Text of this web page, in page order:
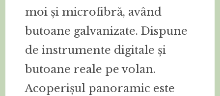
moi și microfibră, având
butoane galvanizate. Dispune
de instrumente digitale și
butoane reale pe volan.
Acoperișul panoramic este